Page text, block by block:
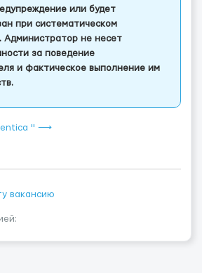
или будет
при систематическом
Администратор не несет
за поведение
и фактическое выполнение им
" ⟶
вакансию